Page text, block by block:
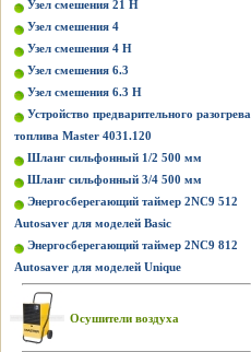
Узел смешения 21 Н
Узел смешения 4
Узел смешения 4 Н
Узел смешения 6.3
Узел смешения 6.3 Н
Устройство предварительного разогрева
топлива Master 4031.120
Шланг сильфонный 1/2 500 мм
Шланг сильфонный 3/4 500 мм
Энергосберегающий таймер 2NC9 512
Autosaver для моделей Basic
Энергосберегающий таймер 2NC9 812
Autosaver для моделей Unique
Осушители воздуха